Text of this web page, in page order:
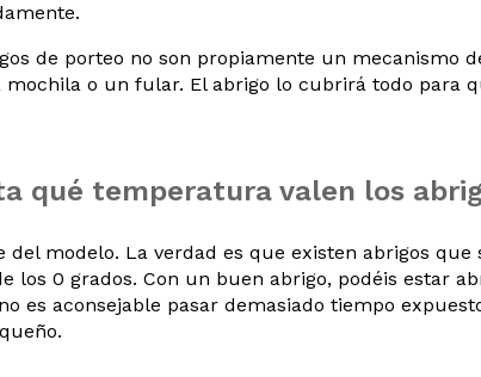
de porteo no son propiamente un mecanismo
mochila o un fular. El abrigo lo cubrirá todo para
qué temperatura valen los
del modelo. La verdad es que existen abrigos
los 0 grados. Con un buen abrigo, podéis estar
es aconsejable pasar demasiado tiempo